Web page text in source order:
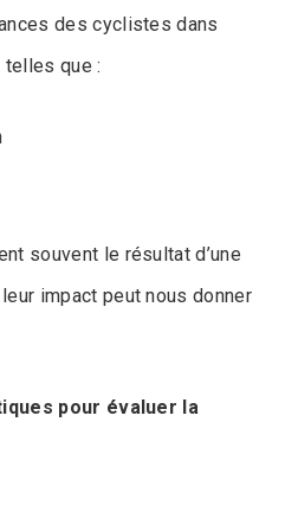
des cyclistes dans
que :
souvent le résultat d’une
impact peut nous donner
pour évaluer la